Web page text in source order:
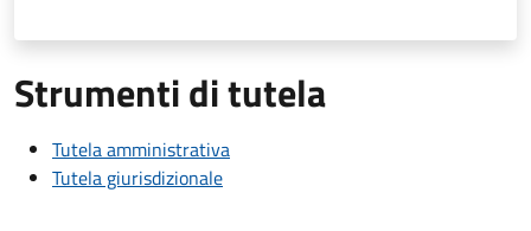
Strumenti di tutela
Tutela amministrativa
Tutela giurisdizionale